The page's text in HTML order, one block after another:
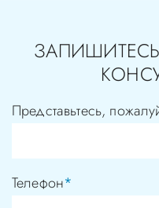
Представьтесь,
Телефон*